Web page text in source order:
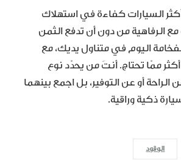
السيارات كفاءة في استهلاك
مع الرفاهية من دون أن تدفع الثمن
اليوم في متناول يديك، مع
ممّا تحتاج. أنتَ من يحدّد نوع
الراحة أو عن التوفير، بل اجمع بينهما
ذكية وراقية.
الوقود